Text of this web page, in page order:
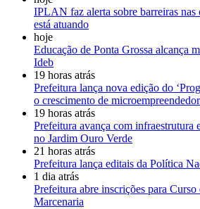
IPLAN faz alerta sobre barreiras nas
está atuando
hoje
Educação de Ponta Grossa alcança
Ideb
19 horas atrás
Prefeitura lança nova edição do
o crescimento de
19 horas atrás
Prefeitura avança com infraestrutura
no Jardim Ouro Verde
21 horas atrás
Prefeitura lança editais da Política
1 dia atrás
Prefeitura abre inscrições para
Marcenaria